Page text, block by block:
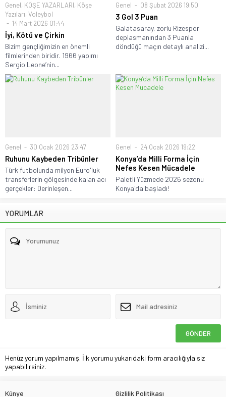
Genel, KÖŞE YAZARLARI, Köşe
Yazıları, Voleybol
14 Mart 2026 01:44
İyi, Kötü ve Çirkin
Bizim gençliğimizin en önemli
filmlerinden biridir. 1966 yapımı
Sergio Leone’nin...
Genel 08 Şubat 2026 19:50
3 Gol 3 Puan
Galatasaray, zorlu Rizespor
deplasmanından 3 Puanla
döndüğü maçın detaylı analizi...
Genel 30 Ocak 2026 23:47
Ruhunu Kaybeden Tribünler
Türk futbolunda milyon Euro'luk
transferlerin gölgesinde kalan acı
gerçekler: Derinleşen...
Genel 24 Ocak 2026 19:22
Konya’da Milli Forma İçin
Nefes Kesen Mücadele
Paletli Yüzmede 2026 sezonu
Konya'da başladı!
YORUMLAR
Henüz yorum yapılmamış. İlk yorumu yukarıdaki form aracılığıyla siz
yapabilirsiniz.
Künye Gizlilik Politikası